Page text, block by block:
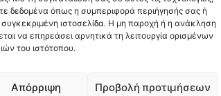
δεδομένα όπως η συμπεριφορά περιήγησής σας ή
ιστοσελίδα. Η μη παροχή ή η ανάκληση
να επηρεάσει αρνητικά τη λειτουργία ορισμένων
του ιστότοπου.
Απόρριψη Προβολή προτιμήσεων
Λίνδου, Φαληράκι, Ρόδος, Ελλάδα